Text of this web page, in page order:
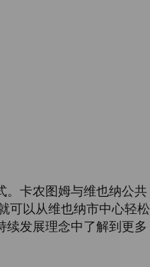
。卡农图姆与维也纳公共
可以从维也纳市中心轻松
续发展理念中了解到更多